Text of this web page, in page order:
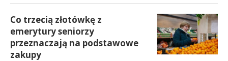
Co trzecią złotówkę z
emerytury seniorzy
przeznaczają na podstawowe
zakupy